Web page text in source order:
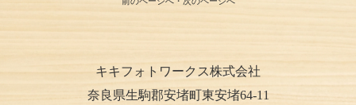
キキフォトワークス株式会社
奈良県生駒郡安堵町東安堵64-11